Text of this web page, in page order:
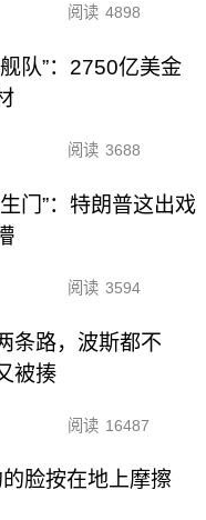
阅读 4898
队”：2750亿美金
阅读 3688
门”：特朗普这出戏
阅读 3594
条路，波斯都不
被揍
阅读 16487
脸按在地上摩擦